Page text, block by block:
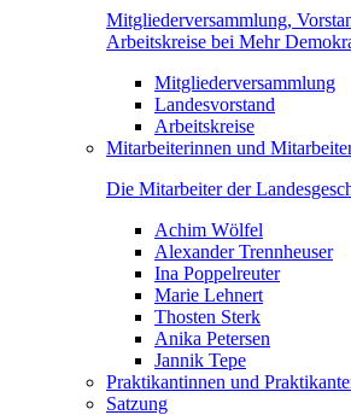
Mitgliederversammlung,
Arbeitskreise bei Mehr
Mitgliederversammlung
Landesvorstand
Arbeitskreise
Mitarbeiterinnen und
Die Mitarbeiter der
Achim Wölfel
Alexander Trennheuser
Ina Poppelreuter
Marie Lehnert
Thosten Sterk
Anika Petersen
Jannik Tepe
Praktikantinnen und
Satzung